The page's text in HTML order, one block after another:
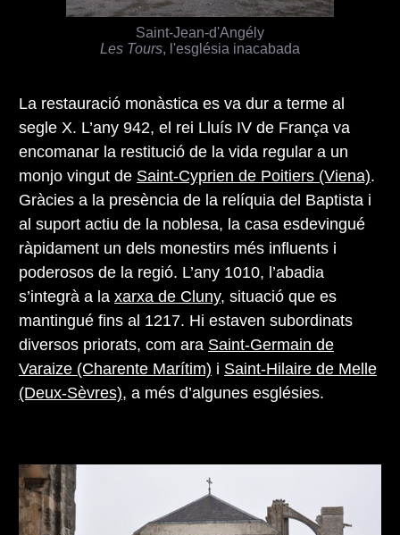
Saint-Jean-d'Angély
Les Tours, l'església inacabada
La restauració monàstica es va dur a terme al
segle X. L’any 942, el rei Lluís IV de França va
encomanar la restitució de la vida regular a un
monjo vingut de Saint-Cyprien de Poitiers (Viena).
Gràcies a la presència de la relíquia del Baptista i
al suport actiu de la noblesa, la casa esdevingué
ràpidament un dels monestirs més influents i
poderosos de la regió. L’any 1010, l’abadia
s’integrà a la xarxa de Cluny, situació que es
mantingué fins al 1217. Hi estaven subordinats
diversos priorats, com ara Saint-Germain de
Varaize (Charente Marítim) i Saint-Hilaire de Melle
(Deux-Sèvres), a més d’algunes esglésies.